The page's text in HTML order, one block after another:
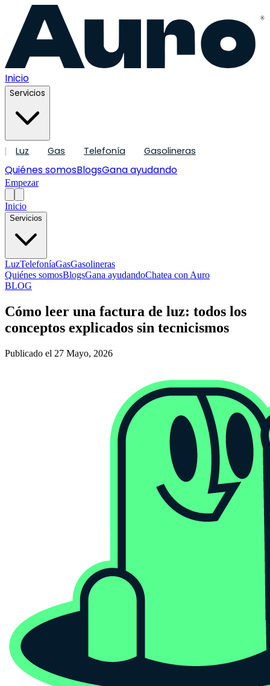
®
Inicio
Servicios
| Luz Gas Telefonía Gasolineras
Quiénes somosBlogsGana ayudando
Empezar
Inicio
Servicios
LuzTelefoníaGasGasolineras
Quiénes somosBlogsGana ayudandoChatea con Auro
BLOG
Cómo leer una factura de luz: todos los
conceptos explicados sin tecnicismos
Publicado el 27 Mayo, 2026